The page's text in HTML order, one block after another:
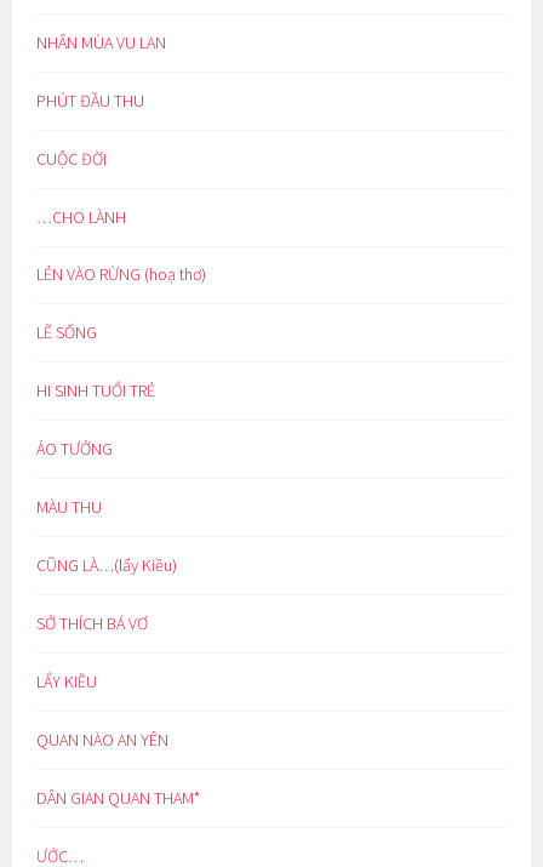
NHÂN MÙA VU LAN
PHÚT ĐẦU THU
CUỘC ĐỜI
…CHO LÀNH
LẺN VÀO RỪNG (hoạ thơ)
LẼ SỐNG
HI SINH TUỔI TRẺ
ẢO TƯỞNG
MÀU THU
CŨNG LÀ…(lẩy Kiều)
SỞ THÍCH BÁ VƠ
LẨY KIỀU
QUAN NÀO AN YÊN
DÂN GIAN QUAN THAM*
ƯỚC…